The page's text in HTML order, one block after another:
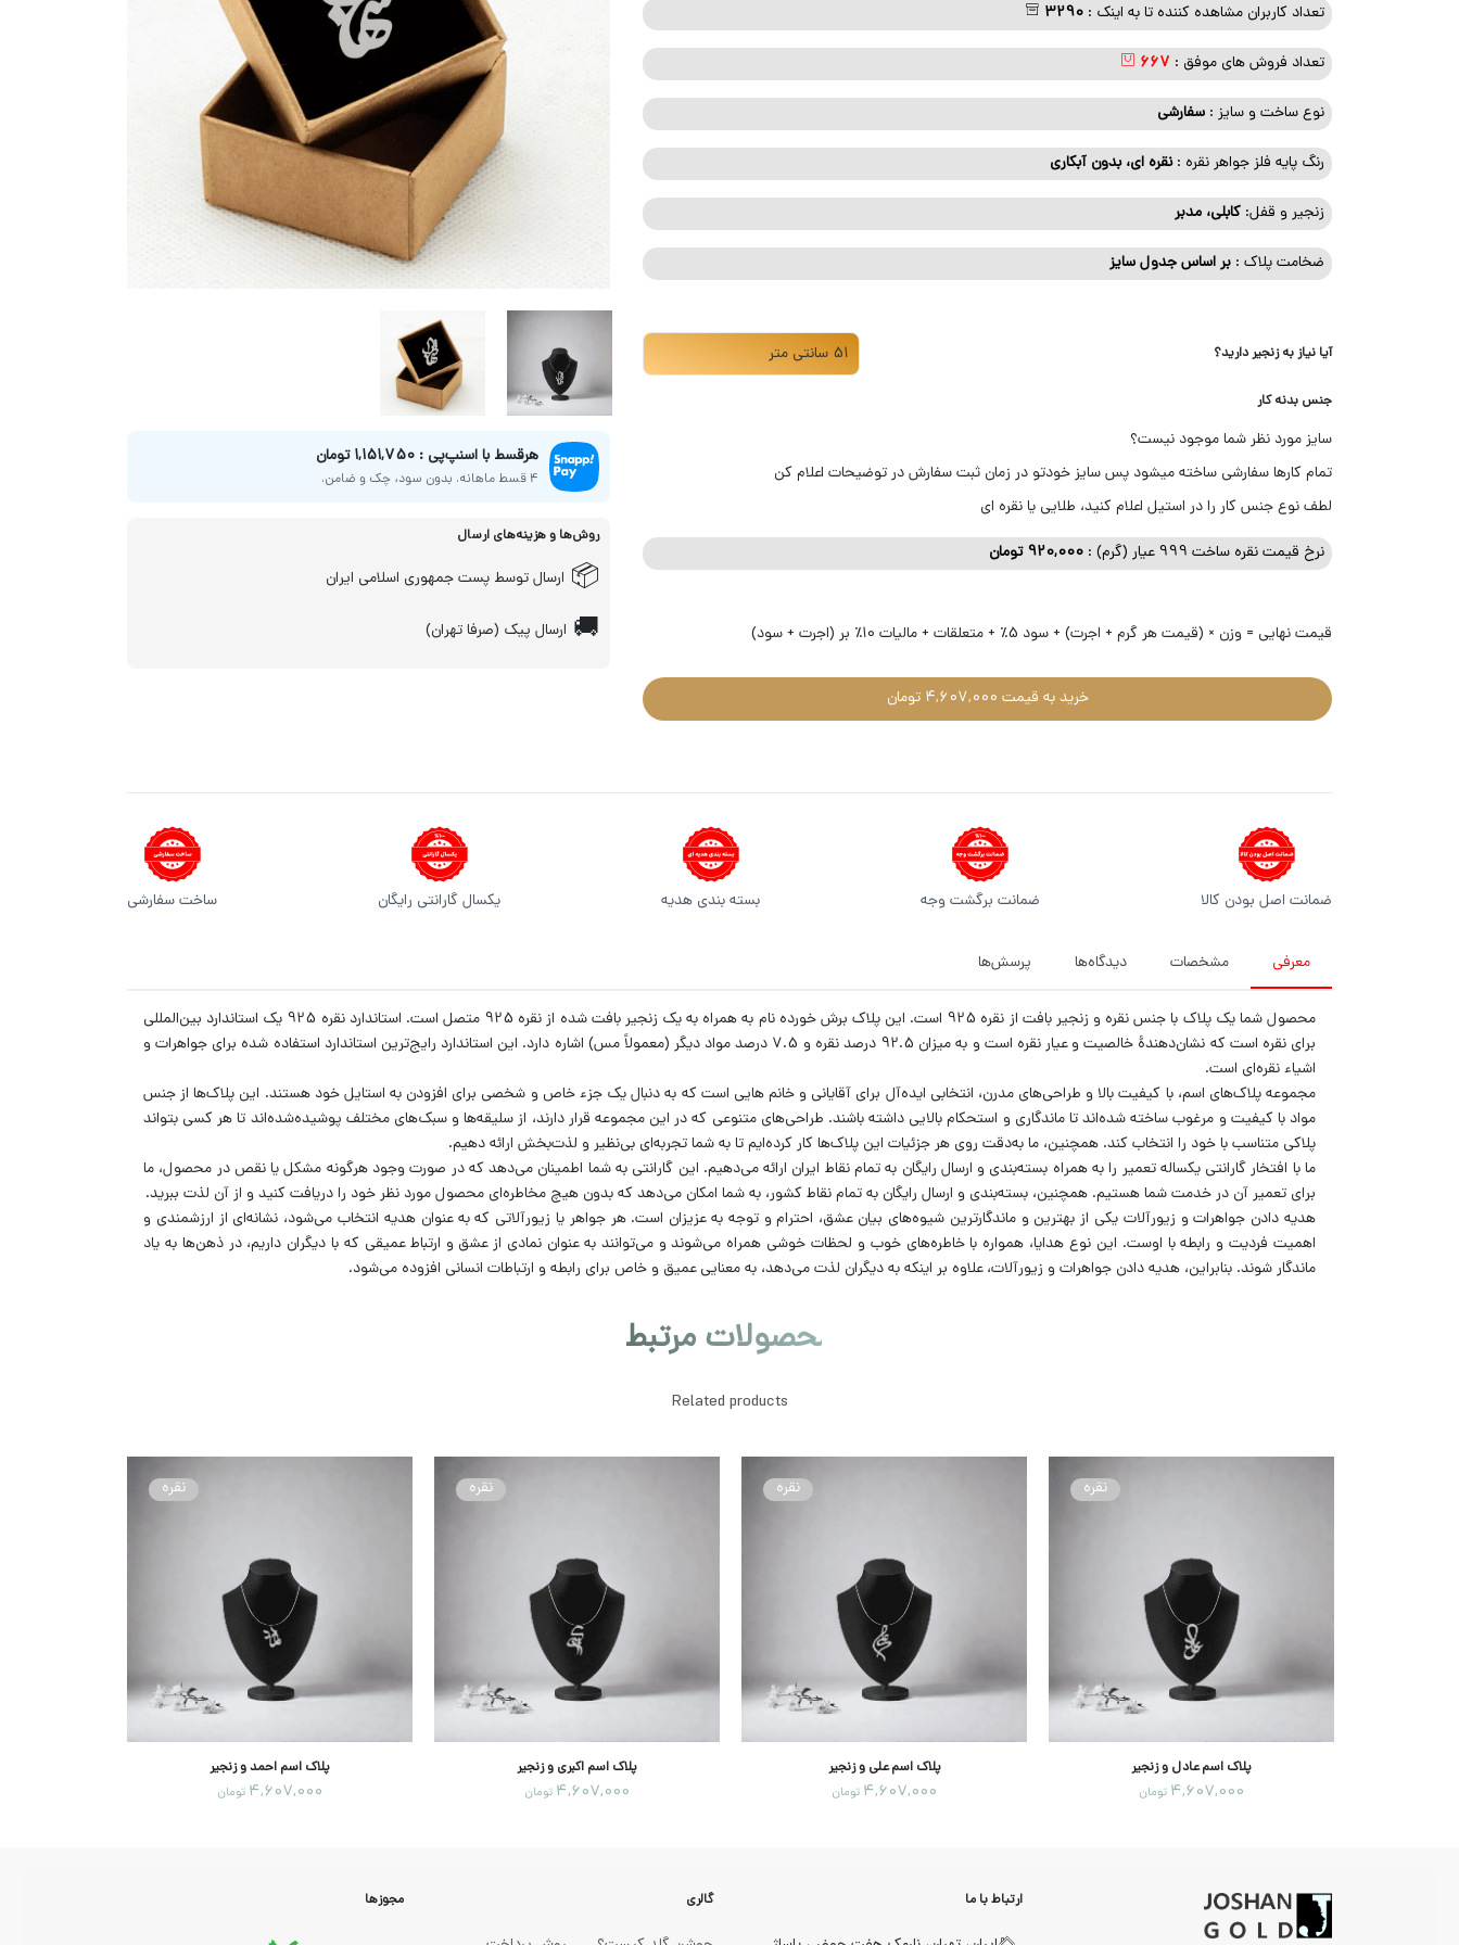
هر‌قسط با اسنپ‌پی : 1,151,750 تومان
4 قسط ماهانه. بدون سود، چک و ضامن.
روش‌ها و هزینه‌های ارسال
📦 ارسال توسط پست جمهوری اسلامی ایران
🚚 ارسال پیک (صرفا تهران)
تعداد کاربران مشاهده کننده تا به اینک : 3290
تعداد فروش های موفق : 667
نوع ساخت و سایز : سفارشی
رنگ پایه فلز جواهر نقره :نقره ای، بدون آبکاری
زنجیر و قفل: کابلی، مدبر
ضخامت پلاک : بر اساس جدول سایز
آیا نیاز به زنجیر دارید؟
جنس بدنه کار
سایز مورد نظر شما موجود نیست؟
تمام کارها سفارشی ساخته میشود پس سایز خودتو در زمان ثبت سفارش در توضیحات اعلام کن
لطف نوع جنس کار را در استیل اعلام کنید، طلایی یا نقره ای
نرخ قیمت نقره ساخت 999 عیار (گرم) : 920,000 تومان
قیمت نهایی = وزن × (قیمت هر گرم + اجرت) + سود 5٪ + متعلقات + مالیات 10٪ بر (اجرت + سود)
خرید به قیمت 4,607,000 تومان
ساخت سفارشی یکسال گارانتی رایگان بسته بندی هدیه ضمانت برگشت وجه ضمانت اصل بودن کالا
معرفی مشخصات دیدگاه‌ها پرسش‌ها
محصول شما یک پلاک با جنس نقره و زنجیر بافت از نقره 925 است. این پلاک برش خورده نام به همراه به یک زنجیر بافت شده از نقره 925 متصل است. استاندارد نقره 925 یک استاندارد بین‌المللی
برای نقره است که نشان‌دهندهٔ خالصیت و عیار نقره است و به میزان 92.5 درصد نقره و 7.5 درصد مواد دیگر (معمولاً مس) اشاره دارد. این استاندارد رایج‌ترین استاندارد استفاده شده برای جواهرات و
اشیاء نقره‌ای است.
مجموعه پلاک‌های اسم، با کیفیت بالا و طراحی‌های مدرن، انتخابی ایده‌آل برای آقایانی و خانم هایی است که به دنبال یک جزء خاص و شخصی برای افزودن به استایل خود هستند. این پلاک‌ها از جنس
مواد با کیفیت و مرغوب ساخته شده‌اند تا ماندگاری و استحکام بالایی داشته باشند. طراحی‌های متنوعی که در این مجموعه قرار دارند، از سلیقه‌ها و سبک‌های مختلف پوشیده‌شده‌اند تا هر کسی بتواند
پلاکی متناسب با خود را انتخاب کند. همچنین، ما به‌دقت روی هر جزئیات این پلاک‌ها کار کرده‌ایم تا به شما تجربه‌ای بی‌نظیر و لذت‌بخش ارائه دهیم.
ما با افتخار گارانتی یکساله تعمیر را به همراه بسته‌بندی و ارسال رایگان به تمام نقاط ایران ارائه می‌دهیم. این گارانتی به شما اطمینان می‌دهد که در صورت وجود هرگونه مشکل یا نقص در محصول، ما
برای تعمیر آن در خدمت شما هستیم. همچنین، بسته‌بندی و ارسال رایگان به تمام نقاط کشور، به شما امکان می‌دهد که بدون هیچ مخاطره‌ای محصول مورد نظر خود را دریافت کنید و از آن لذت ببرید.
هدیه دادن جواهرات و زیورآلات یکی از بهترین و ماندگارترین شیوه‌های بیان عشق، احترام و توجه به عزیزان است. هر جواهر یا زیورآلاتی که به عنوان هدیه انتخاب می‌شود، نشانه‌ای از ارزشمندی و
اهمیت فردیت و رابطه با اوست. این نوع هدایا، همواره با خاطره‌های خوب و لحظات خوشی همراه می‌شوند و می‌توانند به عنوان نمادی از عشق و ارتباط عمیقی که با دیگران داریم، در ذهن‌ها به یاد
ماندگار شوند. بنابراین، هدیه دادن جواهرات و زیورآلات، علاوه بر اینکه به دیگران لذت می‌دهد، به معنایی عمیق و خاص برای رابطه و ارتباطات انسانی افزوده می‌شود.
محصولات مرتبط
Related products
نقره
پلاک اسم احمد و زنجیر
4,607,000 تومان
نقره
پلاک اسم اکبری و زنجیر
4,607,000 تومان
نقره
پلاک اسم علی و زنجیر
4,607,000 تومان
نقره
پلاک اسم عادل و زنجیر
4,607,000 تومان
ارتباط با ما گالری مجوزها